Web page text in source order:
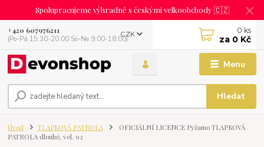
Spolupracujeme výhradně s českými velkoobchody 🇨🇿
Menu
CZK
Hledat
+420 607976211
(Po-Pá 15:30-20:00 So-Ne 9:00-18:00)
0 ks
za 0 Kč
Úvod TLAPKOVÁ PATROLA
OFICIÁLNÍ LICENCE Pyžamo TLAPKOVÁ
PATROLA dlouhé, vel. 92